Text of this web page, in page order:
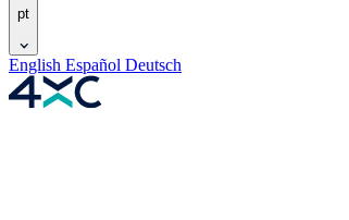
pt
English Español Deutsch